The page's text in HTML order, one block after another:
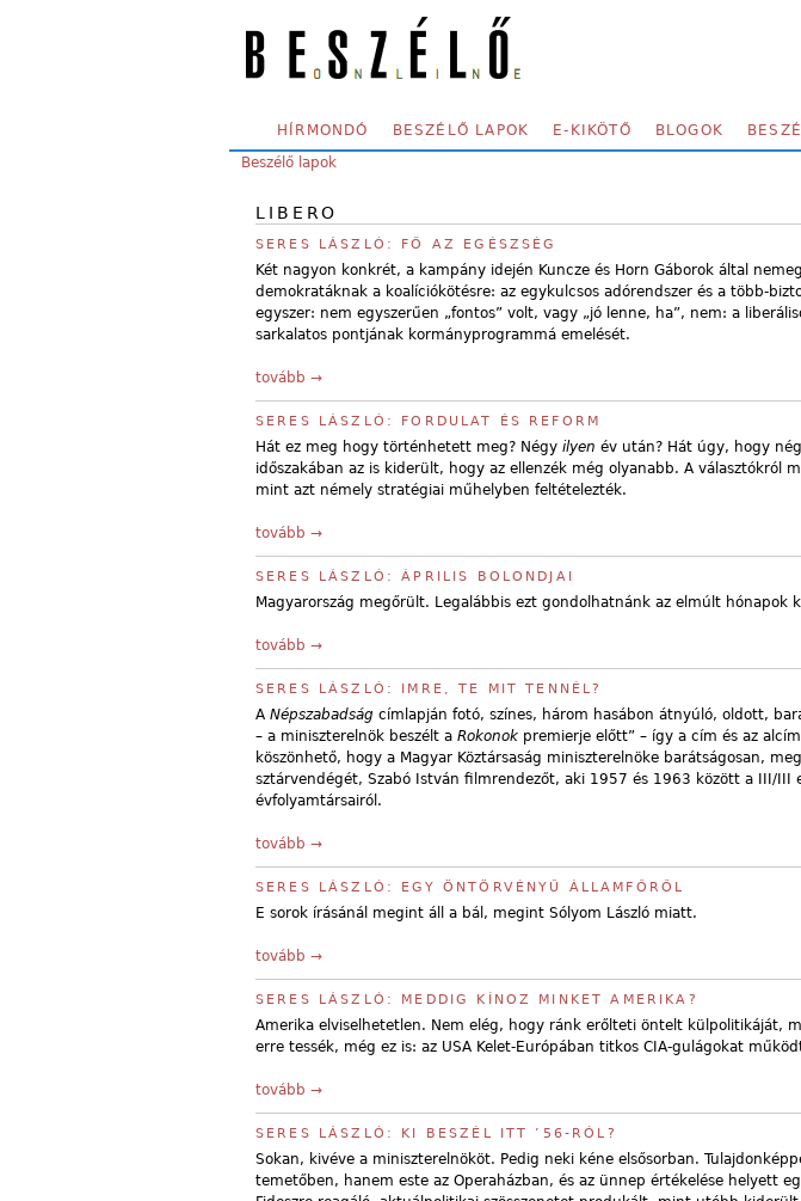
SECONDARY MENU
HÍRMONDÓ BESZÉLŐ LAPOK E-KIKÖTŐ BLOGOK
YOU ARE HERE:
Beszélő lapok
LIBERO
SERES LÁSZLÓ: FŐ AZ EGÉSZSÉG
Két nagyon konkrét, a kampány idején Kuncze és Horn Gáborok által
demokratáknak a koalíciókötésre: az egykulcsos adórendszer és a több-
egyszer: nem egyszerűen „fontos” volt, vagy „jó lenne, ha”, nem: a
sarkalatos pontjának kormányprogrammá emelését.
tovább →
SERES LÁSZLÓ: FORDULAT ÉS REFORM
Hát ez meg hogy történhetett meg? Négy ilyen év után? Hát úgy, hogy
időszakában az is kiderült, hogy az ellenzék még olyanabb. A választókról
mint azt némely stratégiai műhelyben feltételezték.
tovább →
SERES LÁSZLÓ: ÁPRILIS BOLONDJAI
Magyarország megőrült. Legalábbis ezt gondolhatnánk az elmúlt hónapok
tovább →
SERES LÁSZLÓ: IMRE, TE MIT TENNÉL?
A Népszabadság címlapján fotó, színes, három hasábon átnyúló, oldott,
– a miniszterelnök beszélt a Rokonok premierje előtt” – így a cím és az
köszönhető, hogy a Magyar Köztársaság miniszterelnöke barátságosan,
sztárvendégét, Szabó István filmrendezőt, aki 1957 és 1963 között a III/III
évfolyamtársairól.
tovább →
SERES LÁSZLÓ: EGY ÖNTÖRVÉNYŰ ÁLLAMFŐRŐL
E sorok írásánál megint áll a bál, megint Sólyom László miatt.
tovább →
SERES LÁSZLÓ: MEDDIG KÍNOZ MINKET AMERIKA?
Amerika elviselhetetlen. Nem elég, hogy ránk erőlteti öntelt külpolitikáját,
erre tessék, még ez is: az USA Kelet-Európában titkos CIA-gulágokat
tovább →
SERES LÁSZLÓ: KI BESZÉL ITT ’56-RÓL?
Sokan, kivéve a miniszterelnököt. Pedig neki kéne elsősorban.
temetőben, hanem este az Operaházban, és az ünnep értékelése helyett